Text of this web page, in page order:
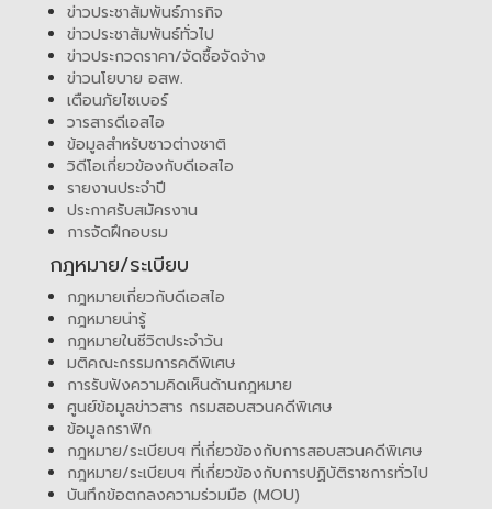
ข่าวประชาสัมพันธ์ภารกิจ
ข่าวประชาสัมพันธ์ทั่วไป
ข่าวประกวดราคา/จัดซื้อจัดจ้าง
ข่าวนโยบาย อสพ.
เตือนภัยไซเบอร์
วารสารดีเอสไอ
ข้อมูลสำหรับชาวต่างชาติ
วิดีโอเกี่ยวข้องกับดีเอสไอ
รายงานประจำปี
ประกาศรับสมัครงาน
การจัดฝึกอบรม
กฎหมาย/ระเบียบ
กฎหมายเกี่ยวกับดีเอสไอ
กฎหมายน่ารู้
กฎหมายในชีวิตประจำวัน
มติคณะกรรมการคดีพิเศษ
การรับฟังความคิดเห็นด้านกฎหมาย
ศูนย์ข้อมูลข่าวสาร กรมสอบสวนคดีพิเศษ
ข้อมูลกราฟิก
กฎหมาย/ระเบียบฯ ที่เกี่ยวข้องกับการสอบสวนคดีพิเศษ
กฎหมาย/ระเบียบฯ ที่เกี่ยวข้องกับการปฏิบัติราชการทั่วไป
บันทึกข้อตกลงความร่วมมือ (MOU)